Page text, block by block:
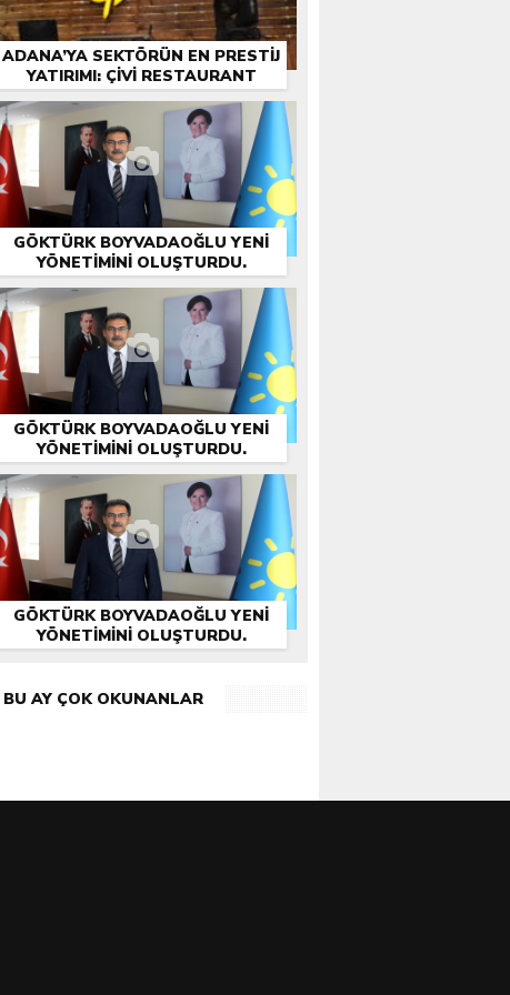
ADANA’YA SEKTÖRÜN EN PRESTIJ
YATIRIMI: ÇİVİ RESTAURANT
GÖKTÜRK BOYVADAOĞLU YENİ
YÖNETİMİNİ OLUŞTURDU.
GÖKTÜRK BOYVADAOĞLU YENİ
YÖNETİMİNİ OLUŞTURDU.
GÖKTÜRK BOYVADAOĞLU YENİ
YÖNETİMİNİ OLUŞTURDU.
BU AY ÇOK OKUNANLAR